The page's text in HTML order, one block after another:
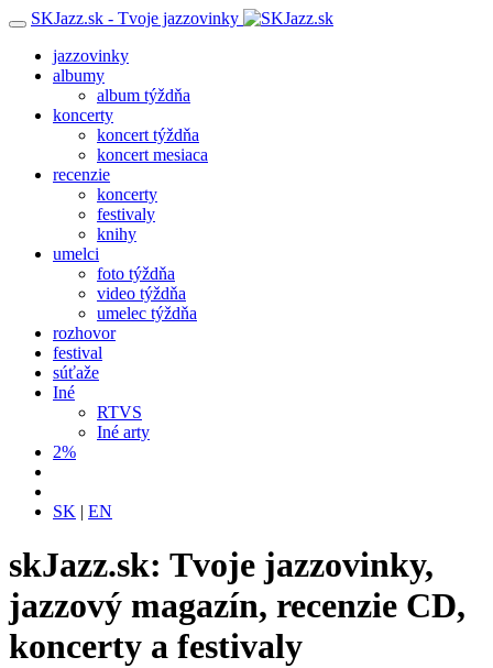
SKJazz.sk - Tvoje jazzovinky
jazzovinky
albumy
album týždňa
koncerty
koncert týždňa
koncert mesiaca
recenzie
koncerty
festivaly
knihy
umelci
foto týždňa
video týždňa
umelec týždňa
rozhovor
festival
súťaže
Iné
RTVS
Iné arty
2%
SK | EN
skJazz.sk: Tvoje jazzovinky,
jazzový magazín, recenzie CD,
koncerty a festivaly